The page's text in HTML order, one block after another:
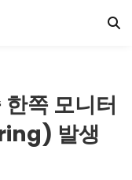
쪽 모니터
발생